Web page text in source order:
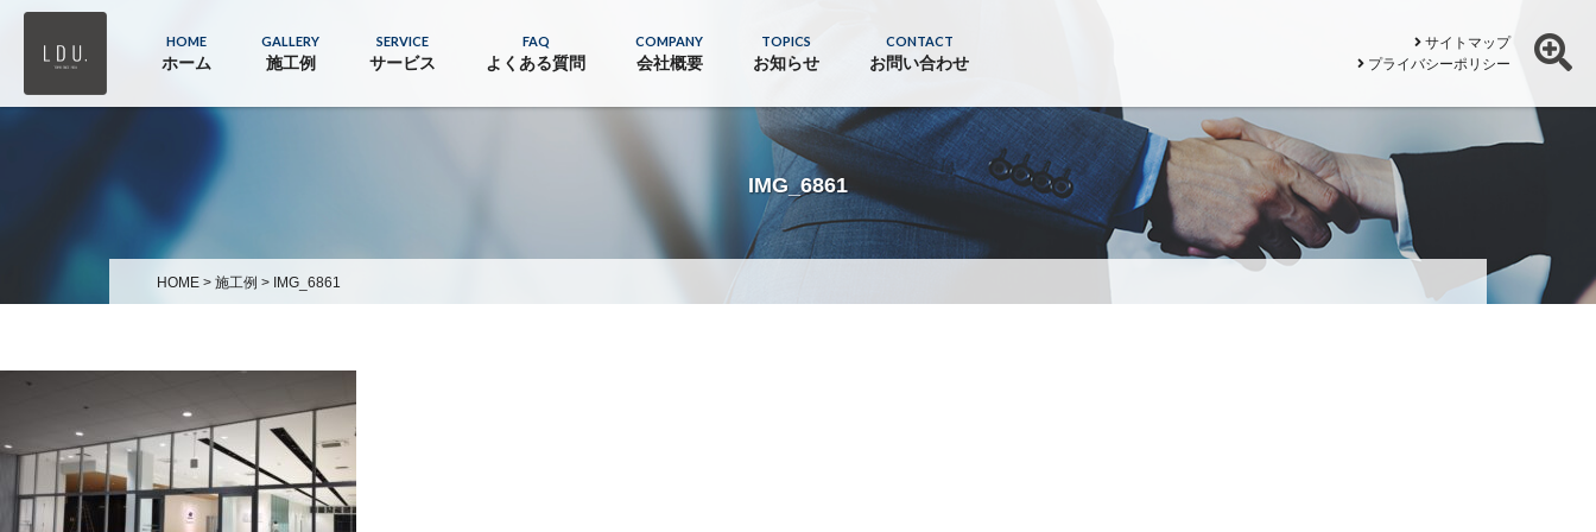
HOME
ホーム
GALLERY
施工例
SERVICE
サービス
FAQ
よくある質問
COMPANY
会社概要
TOPICS
お知らせ
CONTACT
お問い合わせ
サイトマップ
プライバシーポリシー
IMG_6861
HOME > 施工例 > IMG_6861